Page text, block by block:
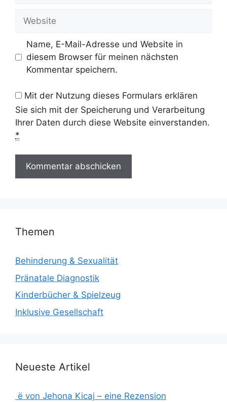
Website
Name, E-Mail-Adresse und Website in
diesem Browser für meinen nächsten
Kommentar speichern.
Mit der Nutzung dieses Formulars erklären
Sie sich mit der Speicherung und Verarbeitung
Ihrer Daten durch diese Website einverstanden.
*
Themen
Behinderung & Sexualität
Pränatale Diagnostik
Kinderbücher & Spielzeug
Inklusive Gesellschaft
Neueste Artikel
ë von Jehona Kicaj – eine Rezension